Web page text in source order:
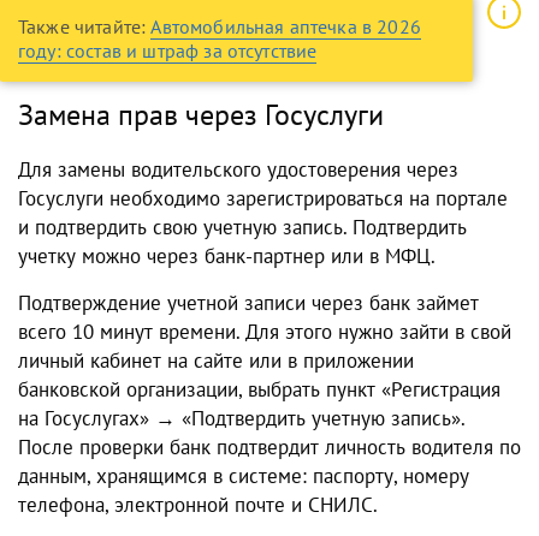
Также читайте:Автомобильная аптечка в 2026
году: состав и штраф за отсутствие
Замена прав через Госуслуги
Для замены водительского удостоверения через
Госуслуги необходимо зарегистрироваться на портале
и подтвердить свою учетную запись. Подтвердить
учетку можно через банк-партнер или в МФЦ.
Подтверждение учетной записи через банк займет
всего 10 минут времени. Для этого нужно зайти в свой
личный кабинет на сайте или в приложении
банковской организации, выбрать пункт «Регистрация
на Госуслугах» → «Подтвердить учетную запись».
После проверки банк подтвердит личность водителя по
данным, хранящимся в системе: паспорту, номеру
телефона, электронной почте и СНИЛС.